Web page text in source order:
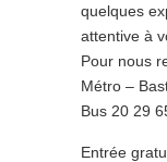
quelques
attentive à
Pour nous
Métro –
Bus 20 29
Entrée